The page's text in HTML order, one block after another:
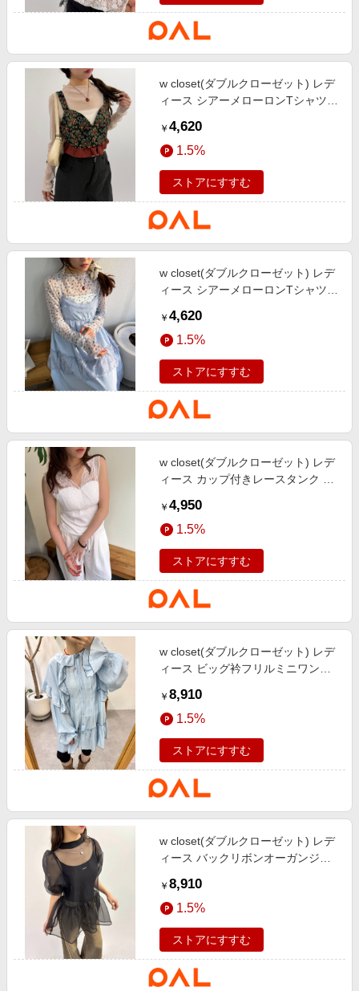
w closet(ダブルクローゼット) レデ
ィース シアーメローロンTシャツ
￥ 4,620
1.5%
ストアにすすむ
w closet(ダブルクローゼット) レデ
ィース シアーメローロンTシャツ
￥ 4,620
1.5%
ストアにすすむ
w closet(ダブルクローゼット) レデ
ィース カップ付きレースタンク オ
￥ 4,950
1.5%
ストアにすすむ
w closet(ダブルクローゼット) レデ
ィース ビッグ衿フリルミニワンピ
￥ 8,910
1.5%
ストアにすすむ
w closet(ダブルクローゼット) レデ
ィース バックリボンオーガンジー
￥ 8,910
1.5%
ストアにすすむ